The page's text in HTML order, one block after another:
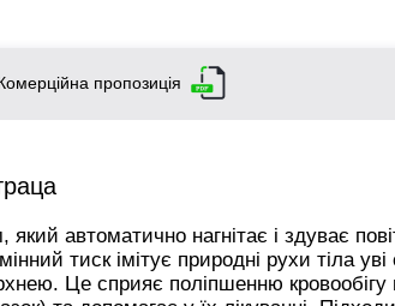
пропозиція
автоматично нагнітає і здуває
тиск імітує природні рухи тіла уві
Це сприяє поліпшенню